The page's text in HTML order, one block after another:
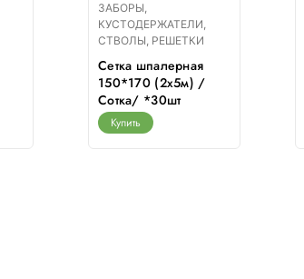
ЗАБОРЫ,
КУСТОДЕРЖАТЕЛИ,
СТВОЛЫ, РЕШЕТКИ
Сетка шпалерная
150*170 (2х5м) /
Сотка/ *30шт
Купить